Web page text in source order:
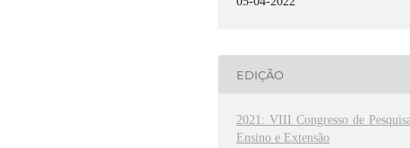
EDIÇÃO
2021: VIII Congresso de
Ensino e Extensão